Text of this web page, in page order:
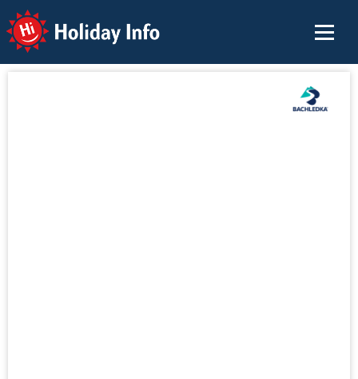
Holiday Info